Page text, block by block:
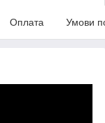
Оплата Умови